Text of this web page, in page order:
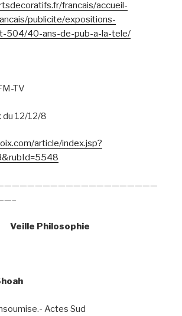
francais/accueil-
publicite/expositions-
504/40-ans-de-pub-a-la-tele/
TV
du 12/12/8
article/index.jsp?
Veille Philosophie
Actes Sud